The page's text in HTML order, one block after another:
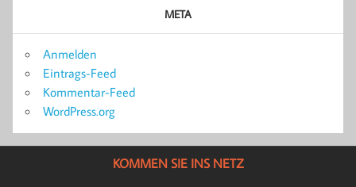
META
Anmelden
Eintrags-Feed
Kommentar-Feed
WordPress.org
KOMMEN SIE INS NETZ